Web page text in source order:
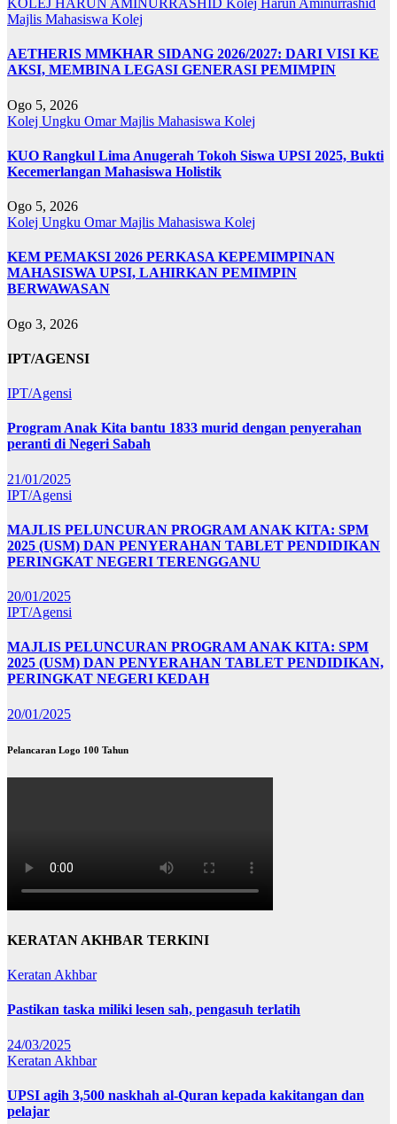
KOLEJ HARUN AMINURRASHID Kolej Harun Aminurrashid
Majlis Mahasiswa Kolej
AETHERIS MMKHAR SIDANG 2026/2027: DARI VISI KE
AKSI, MEMBINA LEGASI GENERASI PEMIMPIN
Ogo 5, 2026
Kolej Ungku OmarMajlis Mahasiswa Kolej
KUO Rangkul Lima Anugerah Tokoh Siswa UPSI 2025, Bukti
Kecemerlangan Mahasiswa Holistik
Ogo 5, 2026
Kolej Ungku OmarMajlis Mahasiswa Kolej
KEM PEMAKSI 2026 PERKASA KEPEMIMPINAN
MAHASISWA UPSI, LAHIRKAN PEMIMPIN
BERWAWASAN
Ogo 3, 2026
IPT/AGENSI
IPT/Agensi
Program Anak Kita bantu 1833 murid dengan penyerahan
peranti di Negeri Sabah
21/01/2025
IPT/Agensi
MAJLIS PELUNCURAN PROGRAM ANAK KITA: SPM
2025 (USM) DAN PENYERAHAN TABLET PENDIDIKAN
PERINGKAT NEGERI TERENGGANU
20/01/2025
IPT/Agensi
MAJLIS PELUNCURAN PROGRAM ANAK KITA: SPM
2025 (USM) DAN PENYERAHAN TABLET PENDIDIKAN,
PERINGKAT NEGERI KEDAH
20/01/2025
Pelancaran Logo 100 Tahun
KERATAN AKHBAR TERKINI
Keratan Akhbar
Pastikan taska miliki lesen sah, pengasuh terlatih
24/03/2025
Keratan Akhbar
UPSI agih 3,500 naskhah al-Quran kepada kakitangan dan
pelajar